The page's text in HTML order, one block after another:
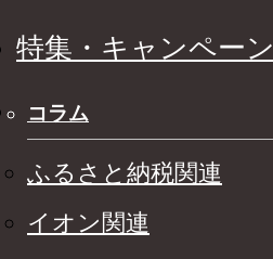
特集・キャンペーン
コラム
ふるさと納税関連
イオン関連